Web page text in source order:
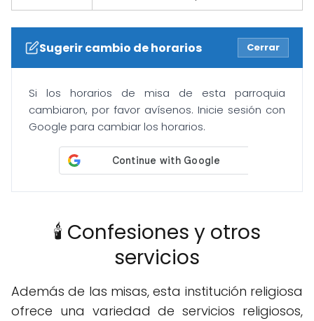
Sugerir cambio de horarios Cerrar
Si los horarios de misa de esta parroquia
cambiaron, por favor avísenos. Inicie sesión con
Google para cambiar los horarios.
🕯️ Confesiones y otros
servicios
Además de las misas, esta institución religiosa
ofrece una variedad de servicios religiosos,